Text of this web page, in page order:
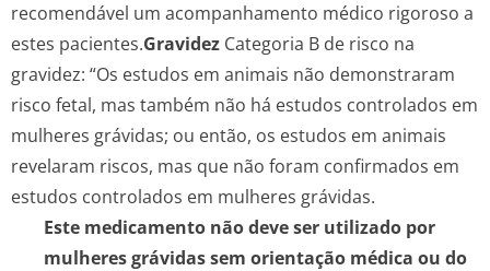
recomendável um acompanhamento médico rigoroso a
estes pacientes.Gra­videz Categoria B de risco na
gravidez: “Os estudos em animais não demonstraram
risco fetal, mas também não há estudos controlados em
mulheres grávidas; ou então, os estudos em animais
revelaram riscos, mas que não foram confirmados em
estudos controlados em mulheres grávidas.
Este medicamento não deve ser utilizado por
mulheres grávidas sem orientação médica ou do